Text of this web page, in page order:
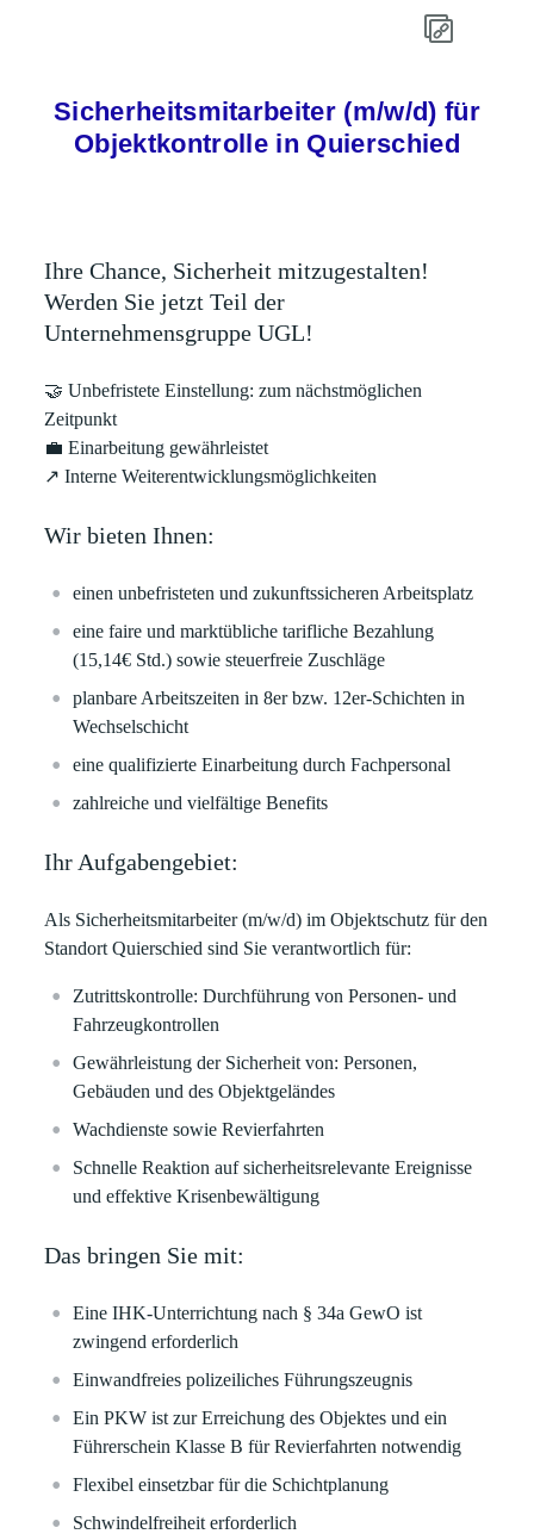
Sicherheitsmitarbeiter (m/w/d) für
Objektkontrolle in Quierschied
Ihre Chance, Sicherheit mitzugestalten!
Werden Sie jetzt Teil der
Unternehmensgruppe UGL!
🤝 Unbefristete Einstellung: zum nächstmöglichen
Zeitpunkt
💼 Einarbeitung gewährleistet
↗ Interne Weiterentwicklungsmöglichkeiten
Wir bieten Ihnen:
einen unbefristeten undzukunftssicheren Arbeitsplatz
eine faire und marktübliche tarifliche Bezahlung
(15,14€ Std.) sowie steuerfreie Zuschläge
planbare Arbeitszeiten in 8er bzw. 12er-Schichten in
Wechselschicht
eine qualifizierte Einarbeitung durch Fachpersonal
zahlreiche und vielfältigeBenefits
Ihr Aufgabengebiet:
Als Sicherheitsmitarbeiter (m/w/d) im Objektschutz für den
Standort Quierschied sind Sie verantwortlich für:
Zutrittskontrolle: Durchführung von Personen- und
Fahrzeugkontrollen
Gewährleistung der Sicherheit von: Personen,
Gebäuden und des Objektgeländes
Wachdienste sowie Revierfahrten
Schnelle Reaktion auf sicherheitsrelevante Ereignisse
und effektive Krisenbewältigung
Das bringen Sie mit:
Eine IHK-Unterrichtung nach § 34a GewO ist
zwingend erforderlich
Einwandfreies polizeiliches Führungszeugnis
Ein PKW ist zur Erreichung des Objektes und ein
Führerschein Klasse Bfür Revierfahrten notwendig
Flexibel einsetzbar für die Schichtplanung
Schwindelfreiheit erforderlich